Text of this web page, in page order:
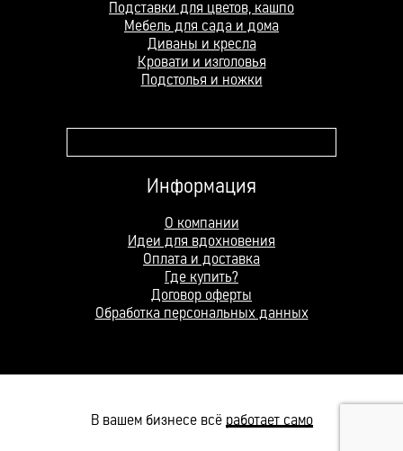
Подставки для цветов, кашпо
Мебель для сада и дома
Диваны и кресла
Кровати и изголовья
Подстолья и ножки
Информация
О компании
Идеи для вдохновения
Оплата и доставка
Где купить?
Договор оферты
Обработка персональных данных
В вашем бизнесе всё работает само